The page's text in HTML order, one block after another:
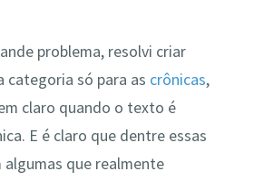
problema, resolvi criar
categoria só para as crônicas,
claro quando o texto é
E é claro que dentre essas
algumas que realmente